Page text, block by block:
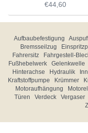
€44,60
Aufbaubefestigung
Bremsseilzug
Fahrersitz
Fahrgestell-
Fußhebelwerk
Gelenkwelle
Hinterachse
Hydraulik
Kraftstoffpumpe
Krümmer
Motoraufhängung
Türen
Verdeck Vergaser